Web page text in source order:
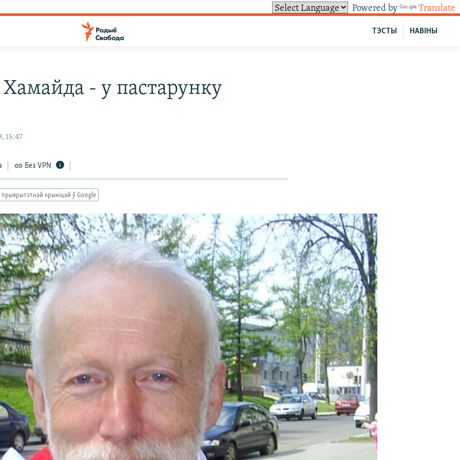
Powered by Translate
НАВІНЫ
ТЭСТЫ
- у пастарунку
15:47
Без VPN
прыярытэтнай крыніцай ў Google